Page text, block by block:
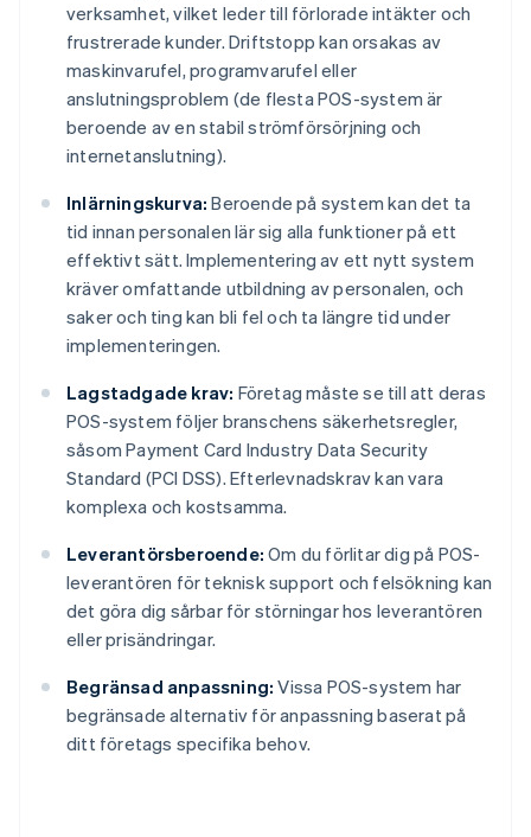
verksamhet, vilket leder till förlorade intäkter och
frustrerade kunder. Driftstopp kan orsakas av
maskinvarufel, programvarufel eller
anslutningsproblem (de flesta POS-system är
beroende av en stabil strömförsörjning och
internetanslutning).
Inlärningskurva: Beroende på system kan det ta
tid innan personalen lär sig alla funktioner på ett
effektivt sätt. Implementering av ett nytt system
kräver omfattande utbildning av personalen, och
saker och ting kan bli fel och ta längre tid under
implementeringen.
Lagstadgade krav: Företag måste se till att deras
POS-system följer branschens säkerhetsregler,
såsom Payment Card Industry Data Security
Standard (PCI DSS). Efterlevnadskrav kan vara
komplexa och kostsamma.
Leverantörsberoende: Om du förlitar dig på POS-
leverantören för teknisk support och felsökning kan
det göra dig sårbar för störningar hos leverantören
eller prisändringar.
Begränsad anpassning: Vissa POS-system har
begränsade alternativ för anpassning baserat på
ditt företags specifika behov.